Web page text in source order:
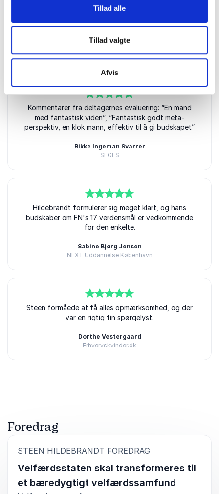
Tillad alle
Tillad valgte
Afvis
Kundeanmeldelser
ud af5
Kommentarer fra deltagernes evaluering: “En mand
med fantastisk viden”, “Fantastisk godt meta-
perspektiv, en klok mann, effektiv til å gi budskapet”
Rikke Ingeman Svarrer
SEGES
ud af5
Hildebrandt formulerer sig meget klart, og hans
budskaber om FN's 17 verdensmål er vedkommende
for den enkelte.
Sabine Bjørg Jensen
NEXT Uddannelse København
5ud af5
Steen formåede at få alles opmærksomhed, og der
var en rigtig fin spørgelyst.
Dorthe Vestergaard
Erhvervskvinder.dk
Foredrag
STEEN HILDEBRANDT FOREDRAG
Velfærdsstaten skal transformeres til
et bæredygtigt velfærdssamfund